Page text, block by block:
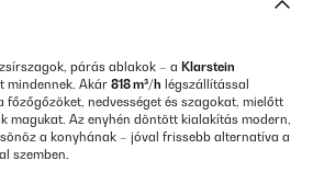
párás ablakok – a Klarstein
mindennek. Akár 818 m³/h légszállítással
nedvességet és szagokat, mielőtt
magukat. Az enyhén döntött kialakítás modern,
a konyhának – jóval frissebb alternatíva a
szemben.